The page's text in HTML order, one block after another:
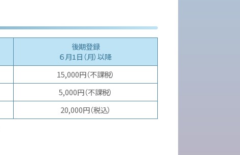
後期登録
６月1日（月）以降
15,000円（不課税）
5,000円（不課税）
20,000円（税込）